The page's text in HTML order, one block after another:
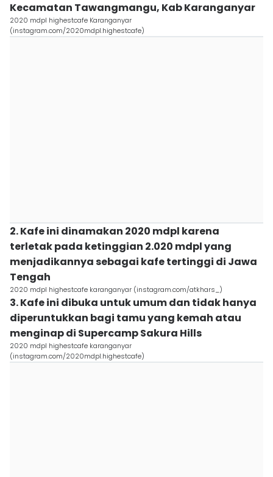
Kecamatan Tawangmangu, Kab Karanganyar
2020 mdpl highestcafe Karanganyar
(instagram.com/2020mdpl.highestcafe)
2. Kafe ini dinamakan 2020 mdpl karena
terletak pada ketinggian 2.020 mdpl yang
menjadikannya sebagai kafe tertinggi di Jawa
Tengah
2020 mdpl highestcafe karanganyar (instagram.com/atkhars_)
3. Kafe ini dibuka untuk umum dan tidak hanya
diperuntukkan bagi tamu yang kemah atau
menginap di Supercamp Sakura Hills
2020 mdpl highestcafe karanganyar
(instagram.com/2020mdpl.highestcafe)